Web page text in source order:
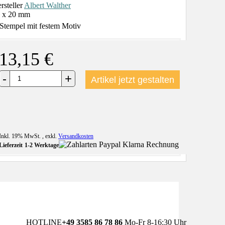
Albert Walther
x 20 mm
Stempel mit festem Motiv
13,15 €
- + Artikel jetzt gestalten
19% MwSt. , exkl. Versandkosten
1-2 Werktage
HOTLINE+49 3585 86 78 86 Mo-Fr 8-16:30 Uhr